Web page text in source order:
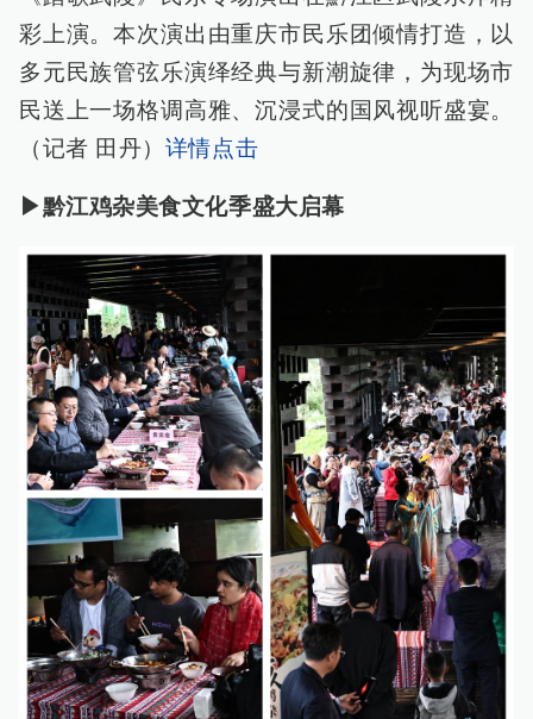
彩上演。本次演出由重庆市民乐团倾情打造，以
多元民族管弦乐演绎经典与新潮旋律，为现场市
民送上一场格调高雅、沉浸式的国风视听盛宴。
（记者 田丹） 详情点击
▶黔江鸡杂美食文化季盛大启幕